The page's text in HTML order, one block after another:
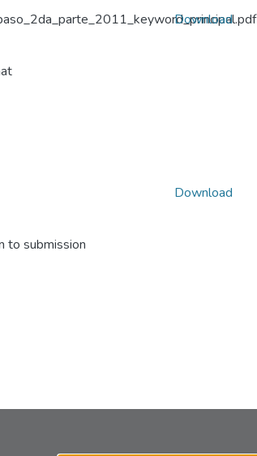
Download
to submission
Download